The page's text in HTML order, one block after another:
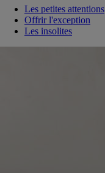
Les petites attentions
Offrir l'exception
Les insolites